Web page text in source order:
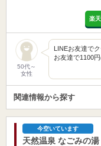
楽
50代～
女性
LINEお友達で
お友達で1100
関連情報から探す
今空いています
天然温泉 なごみの湯